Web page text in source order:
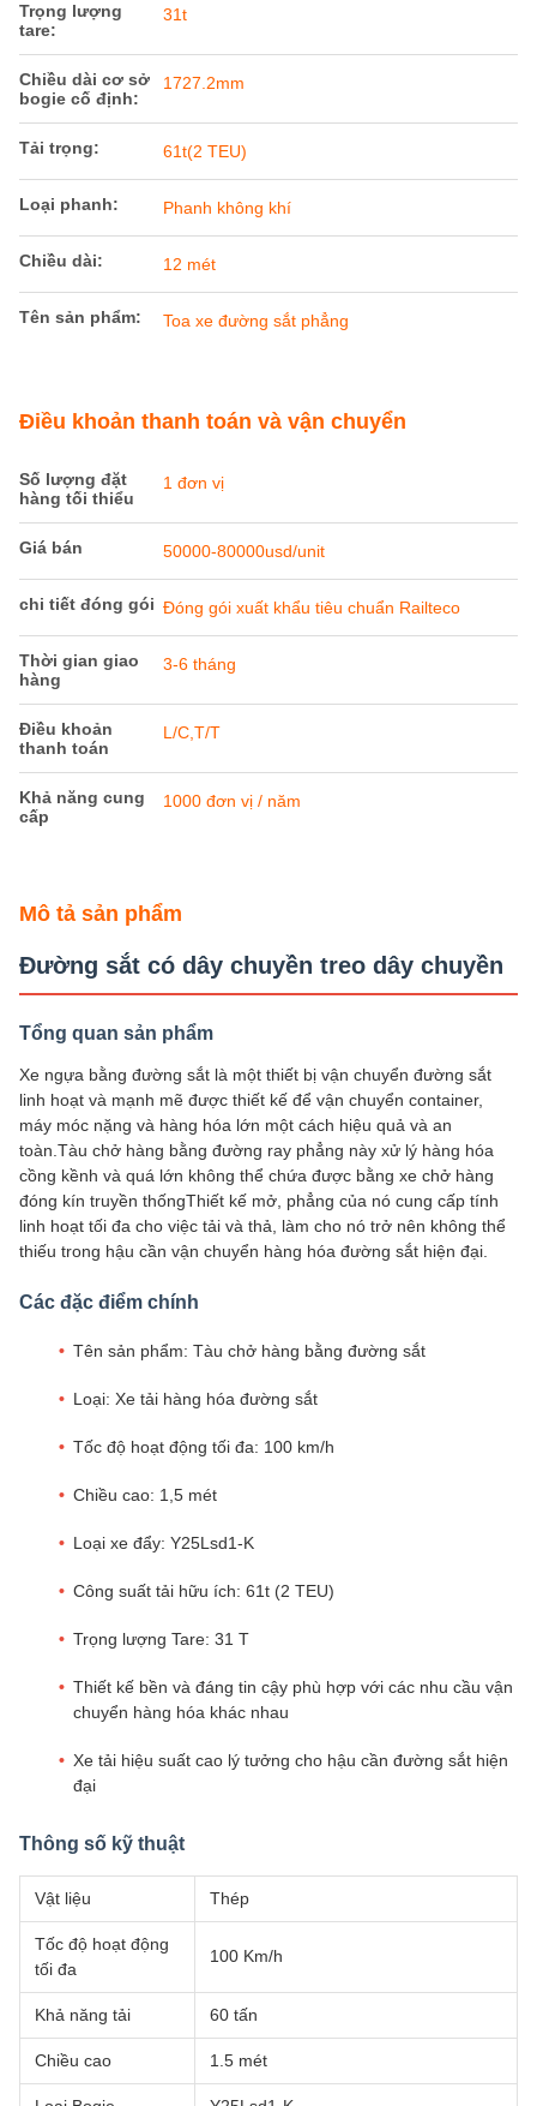
Trọng lượng
tare:
31t
Chiều dài cơ sở
bogie cố định:
1727.2mm
Tải trọng: 61t(2 TEU)
Loại phanh: Phanh không khí
Chiều dài: 12 mét
Tên sản phẩm: Toa xe đường sắt phẳng
Điều khoản thanh toán và vận chuyển
Số lượng đặt
hàng tối thiểu
1 đơn vị
Giá bán 50000-80000usd/unit
chi tiết đóng gói Đóng gói xuất khẩu tiêu chuẩn Railteco
Thời gian giao
hàng
3-6 tháng
Điều khoản
thanh toán
L/C,T/T
Khả năng cung
cấp
1000 đơn vị / năm
Mô tả sản phẩm
Đường sắt có dây chuyền treo dây chuyền
Tổng quan sản phẩm
Xe ngựa bằng đường sắt là một thiết bị vận chuyển đường sắt
linh hoạt và mạnh mẽ được thiết kế để vận chuyển container,
máy móc nặng và hàng hóa lớn một cách hiệu quả và an
toàn.Tàu chở hàng bằng đường ray phẳng này xử lý hàng hóa
cồng kềnh và quá lớn không thể chứa được bằng xe chở hàng
đóng kín truyền thốngThiết kế mở, phẳng của nó cung cấp tính
linh hoạt tối đa cho việc tải và thả, làm cho nó trở nên không thể
thiếu trong hậu cần vận chuyển hàng hóa đường sắt hiện đại.
Các đặc điểm chính
Tên sản phẩm: Tàu chở hàng bằng đường sắt
Loại: Xe tải hàng hóa đường sắt
Tốc độ hoạt động tối đa: 100 km/h
Chiều cao: 1,5 mét
Loại xe đẩy: Y25Lsd1-K
Công suất tải hữu ích: 61t (2 TEU)
Trọng lượng Tare: 31 T
Thiết kế bền và đáng tin cậy phù hợp với các nhu cầu vận
chuyển hàng hóa khác nhau
Xe tải hiệu suất cao lý tưởng cho hậu cần đường sắt hiện
đại
Thông số kỹ thuật
Vật liệu Thép
Tốc độ hoạt động
tối đa
100 Km/h
Khả năng tải 60 tấn
Chiều cao 1.5 mét